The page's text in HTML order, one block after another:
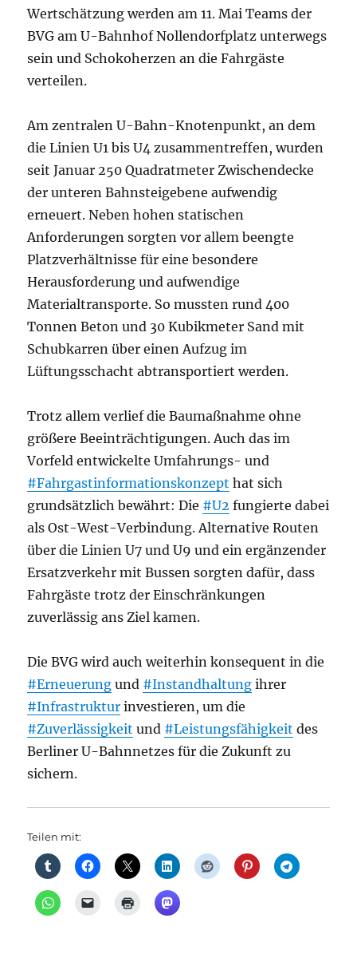
Wertschätzung werden am 11. Mai Teams der
BVG am U-Bahnhof Nollendorfplatz unterwegs
sein und Schokoherzen an die Fahrgäste
verteilen.
Am zentralen U-Bahn-Knotenpunkt, an dem
die Linien U1 bis U4 zusammentreffen, wurden
seit Januar 250 Quadratmeter Zwischendecke
der unteren Bahnsteigebene aufwendig
erneuert. Neben hohen statischen
Anforderungen sorgten vor allem beengte
Platzverhältnisse für eine besondere
Herausforderung und aufwendige
Materialtransporte. So mussten rund 400
Tonnen Beton und 30 Kubikmeter Sand mit
Schubkarren über einen Aufzug im
Lüftungsschacht abtransportiert werden.
Trotz allem verlief die Baumaßnahme ohne
größere Beeinträchtigungen. Auch das im
Vorfeld entwickelte Umfahrungs- und
#Fahrgastinformationskonzept hat sich
grundsätzlich bewährt: Die #U2 fungierte dabei
als Ost-West-Verbindung. Alternative Routen
über die Linien U7 und U9 und ein ergänzender
Ersatzverkehr mit Bussen sorgten dafür, dass
Fahrgäste trotz der Einschränkungen
zuverlässig ans Ziel kamen.
Die BVG wird auch weiterhin konsequent in die
#Erneuerung und #Instandhaltung ihrer
#Infrastruktur investieren, um die
#Zuverlässigkeit und #Leistungsfähigkeit des
Berliner U-Bahnnetzes für die Zukunft zu
sichern.
Teilen mit: